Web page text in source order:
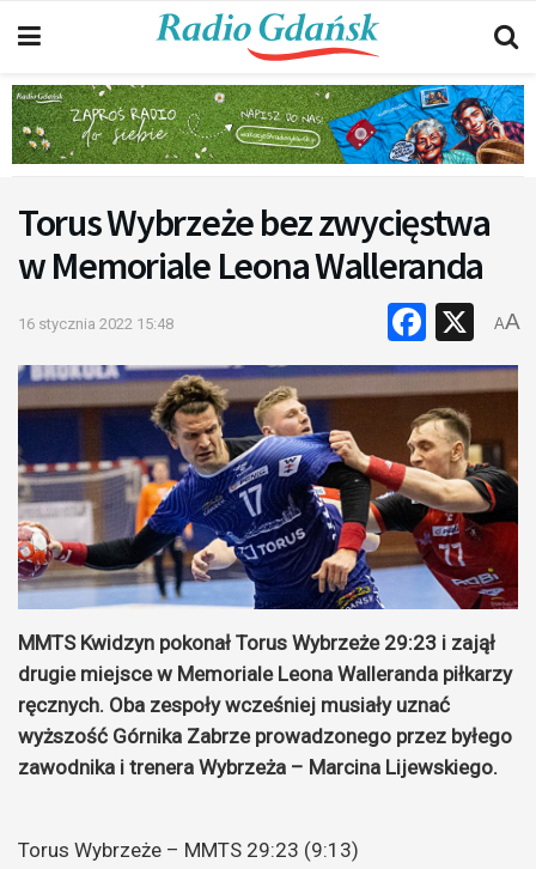
Torus Wybrzeże bez zwycięstwa
w Memoriale Leona Walleranda
16 stycznia 2022 15:48 X
AA
MMTS Kwidzyn pokonał Torus Wybrzeże 29:23 i zajął
drugie miejsce w Memoriale Leona Walleranda piłkarzy
ręcznych. Oba zespoły wcześniej musiały uznać
wyższość Górnika Zabrze prowadzonego przez byłego
zawodnika i trenera Wybrzeża – Marcina Lijewskiego.
Torus Wybrzeże – MMTS 29:23 (9:13)